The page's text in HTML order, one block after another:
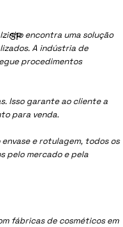
encontra uma solução
A indústria de
procedimentos
Isso garante ao cliente a
para venda.
e rotulagem, todos os
pelo mercado e pela
fábricas de cosméticos em
SP